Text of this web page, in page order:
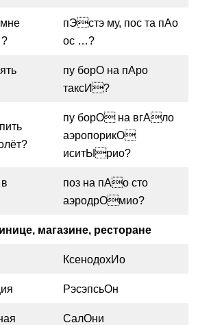
пЭстэ му, пос та пАо
ос …?
пу борО на пАро
таксИ?
пу борО на вгАло
аэропорикО
иситЫрио?
поз на пАо сто
аэродрОмио?
магазине, ресторане
КсенодохИо
РэсэпсьОн
СалОни